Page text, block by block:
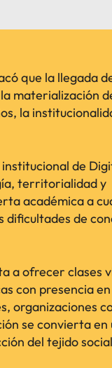
que la llegada
materialización
la
de
territorialidad y
académica a
de
a ofrecer clases
con presencia
organizaciones
se convierta en
del tejido